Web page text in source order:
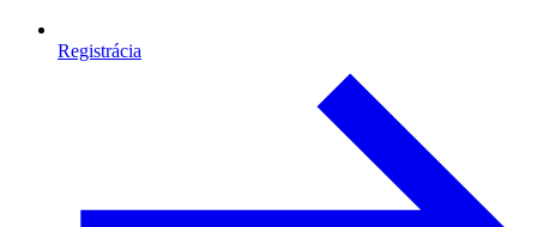
Registrácia